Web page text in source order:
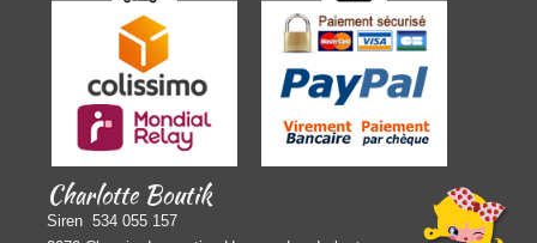
Charlotte Boutik
Siren 534 055 157